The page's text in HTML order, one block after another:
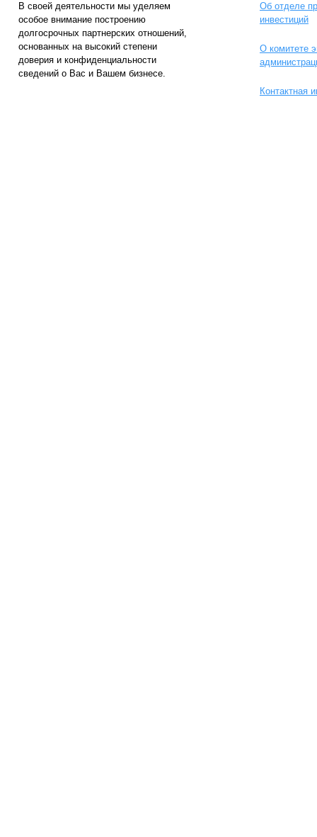
В своей деятельности мы уделяем
особое внимание построению
долгосрочных партнерских отношений,
основанных на высокий степени
доверия и конфиденциальности
сведений о Вас и Вашем бизнесе.
Об отделе
инвестиций
О комитете
Контактная